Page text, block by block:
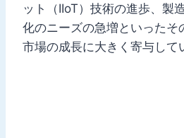
ット（IIoT）技術の進歩、製
化のニーズの急増といったそ
市場の成長に大きく寄与して